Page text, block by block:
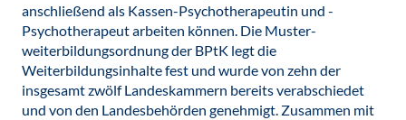
anschließend als Kassen-Psychotherapeutin und -
Psychotherapeut arbeiten können. Die Muster-
weiterbildungsordnung der BPtK legt die
Weiterbildungsinhalte fest und wurde von zehn der
insgesamt zwölf Landeskammern bereits verabschiedet
und von den Landesbehörden genehmigt. Zusammen mit